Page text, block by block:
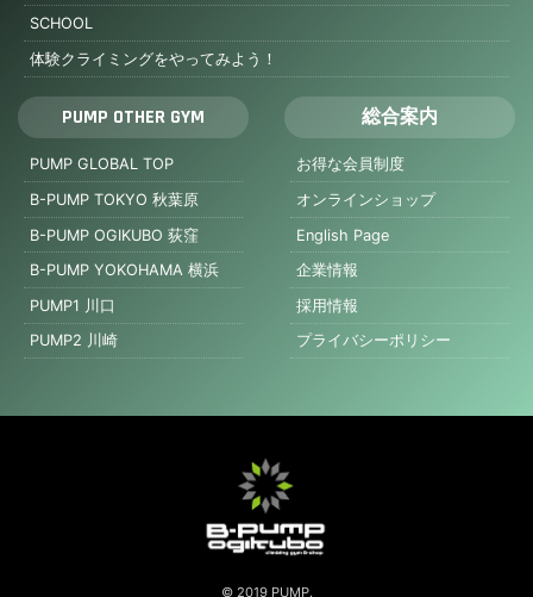
SCHOOL
体験クライミングをやってみよう！
PUMP OTHER GYM
PUMP GLOBAL TOP
B-PUMP TOKYO 秋葉原
B-PUMP OGIKUBO 荻窪
B-PUMP YOKOHAMA 横浜
PUMP1 川口
PUMP2 川崎
総合案内
お得な会員制度
オンラインショップ
English Page
企業情報
採用情報
プライバシーポリシー
© 2019 PUMP.